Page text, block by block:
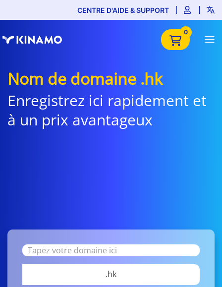
CENTRE D'AIDE & SUPPORT
0
Nom de domaine .hk
Enregistrez ici rapidement et
à un prix avantageux
.hk